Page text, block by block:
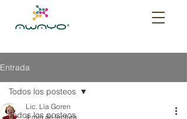
Entrada
Todos los posteos
Todos los posteos
Lic. Lía Goren
4 min de lectura